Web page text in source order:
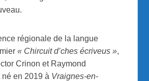
régionale de la langue
« Chircuit d’ches écriveus »,
Crinon et Raymond
né en 2019 à Vraignes-en-